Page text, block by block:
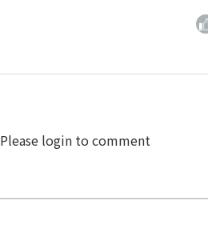
Please login to comment